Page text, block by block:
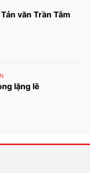
văn Trần Tâm
lặng lẽ